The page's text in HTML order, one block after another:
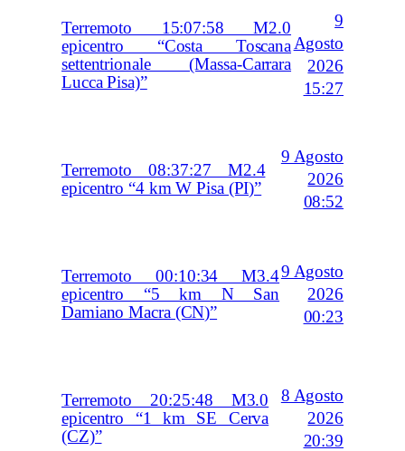
Terremoto 15:07:58 M2.0
epicentro “Costa Toscana
settentrionale (Massa-Carrara
Lucca Pisa)”
9
Agosto
2026
15:27
Terremoto 08:37:27 M2.4
epicentro “4 km W Pisa (PI)”
9 Agosto
2026
08:52
Terremoto 00:10:34 M3.4
epicentro “5 km N San
Damiano Macra (CN)”
9 Agosto
2026
00:23
Terremoto 20:25:48 M3.0
epicentro “1 km SE Cerva
(CZ)”
8 Agosto
2026
20:39